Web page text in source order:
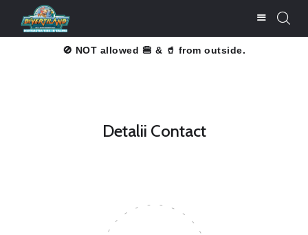
ATRACŢII
CONTACT
🚫 NOT allowed 🍔 & 🥤 from outside.
Detalii Contact